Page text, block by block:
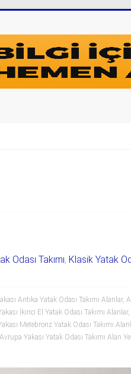
Odası Takımı, Klasik Yatak
Antika Yatak Odası Takımı Alanlar,
İkinci El Yatak Odası Takımı Alanlar,
Metebronz Yatak Odası Takımı
Avrupa Yakası Yatak Odası Takımı Alan